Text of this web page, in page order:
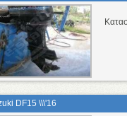
DF15 \\\'16